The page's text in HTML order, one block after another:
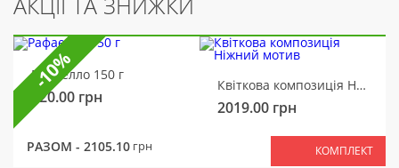
Рафаелло 150 г
320.00 грн
Квіткова композиція Ніжний мотив
2019.00 грн
РАЗОМ - 2105.10 грн КОМПЛЕКТ
-10%